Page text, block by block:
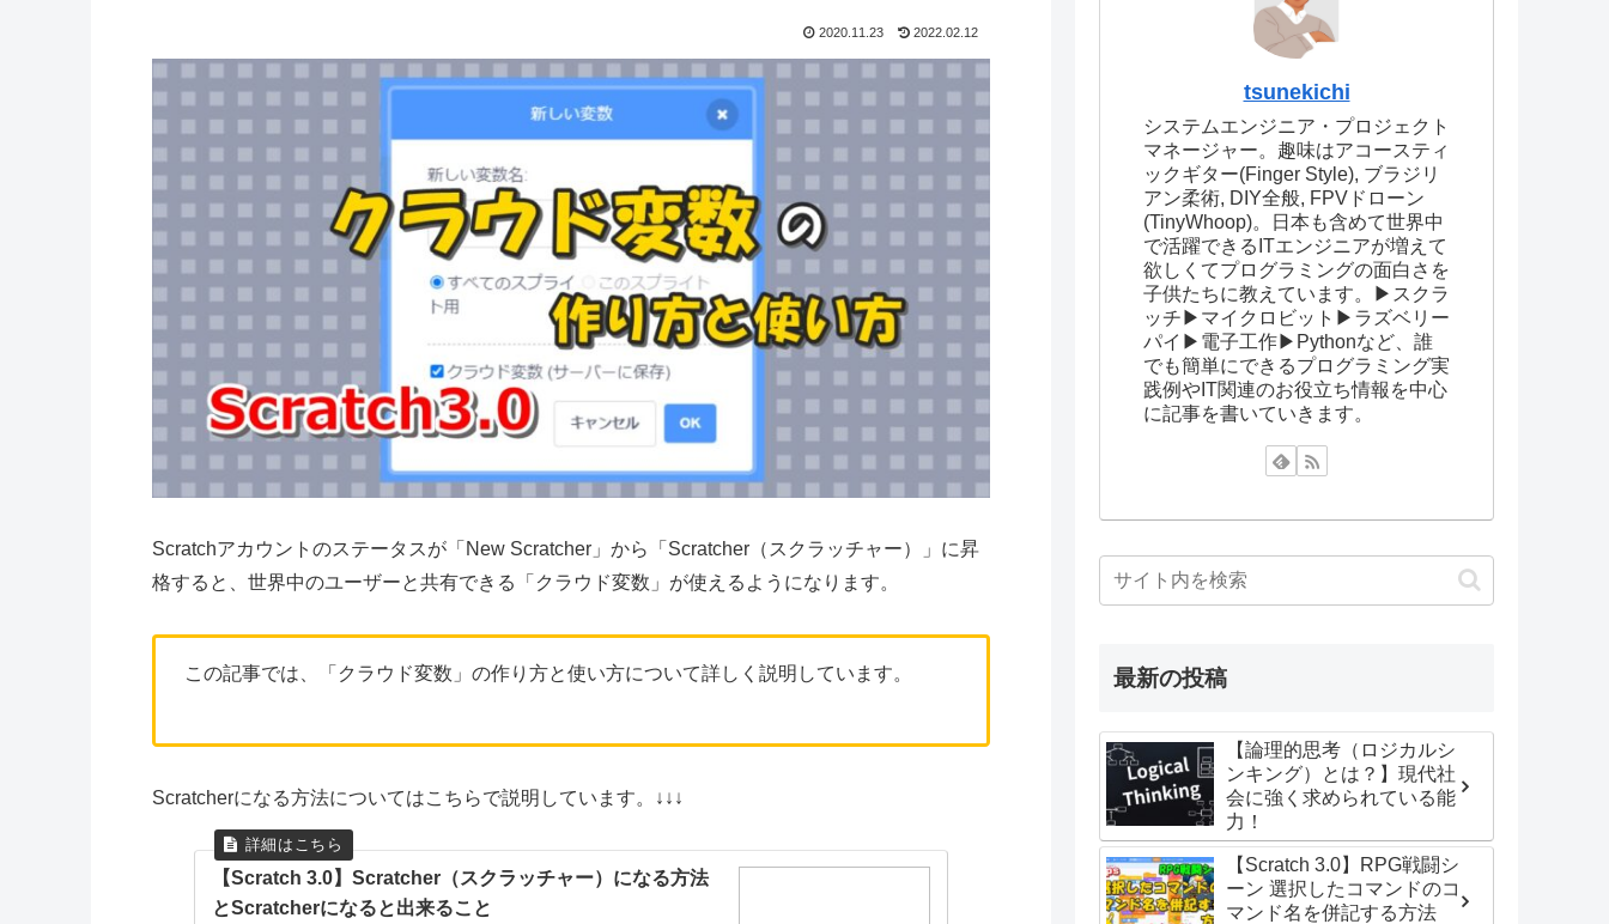
2020.11.23 2022.02.12
Scratchアカウントのステータスが「New Scratcher」から「Scratcher（スクラッチャー）」に昇
格すると、世界中のユーザーと共有できる「クラウド変数」が使えるようになります。
この記事では、「クラウド変数」の作り方と使い方について詳しく説明しています。
Scratcherになる方法についてはこちらで説明しています。↓↓↓
【Scratch 3.0】Scratcher（スクラッチャー）になる方法
とScratcherになると出来ること
tsunekichi
システムエンジニア・プロジェクト
マネージャー。趣味はアコースティ
ックギター(Finger Style), ブラジリ
アン柔術, DIY全般, FPVドローン
(TinyWhoop)。日本も含めて世界中
で活躍できるITエンジニアが増えて
欲しくてプログラミングの面白さを
子供たちに教えています。▶スクラ
ッチ▶マイクロビット▶ラズベリー
パイ▶電子工作▶Pythonなど、誰
でも簡単にできるプログラミング実
践例やIT関連のお役立ち情報を中心
に記事を書いていきます。
最新の投稿
【論理的思考（ロジカルシ
ンキング）とは？】現代社
会に強く求められている能
力！
【Scratch 3.0】RPG戦闘シ
ーン 選択したコマンドのコ
マンド名を併記する方法